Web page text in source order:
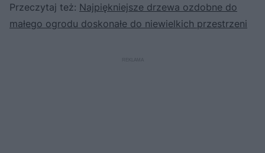
Przeczytaj też: Najpiękniejsze drzewa ozdobne do
małego ogrodu doskonałe do niewielkich przestrzeni